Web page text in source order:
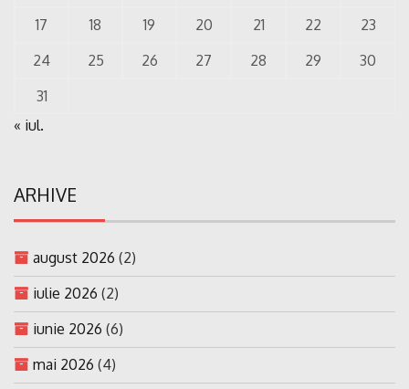
17
18 19 20 21 22
23
24
25 26 27 28 29
30
31
« iul.
ARHIVE
august 2026 (2)
iulie 2026 (2)
iunie 2026 (6)
mai 2026 (4)